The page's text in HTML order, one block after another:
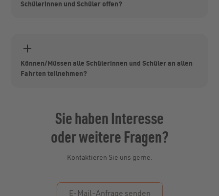
Schülerinnen und Schüler offen?
werden, zum Beispiel Menschen mit
Behinderungen oder mit Benachteiligungen
aufgrund sozialer, kultureller, ökonomischer oder
Teilhabe gefördert werden.
Können/Müssen alle Schülerinnen und Schüler an allen
Fahrten teilnehmen?
Veranstaltungen. Falls die verfügbaren Kapazitäten
nicht für alle interessierten Schülerinnen und
Schüler ausreichen, wird in enger Absprache mit
dem Schulelternbeirat (SEB) ein Auswahlverfahren
werden jeweils in den betroffenen Jahrgängen
Sie haben Interesse
oder weitere Fragen?
Kontaktieren Sie uns gerne.